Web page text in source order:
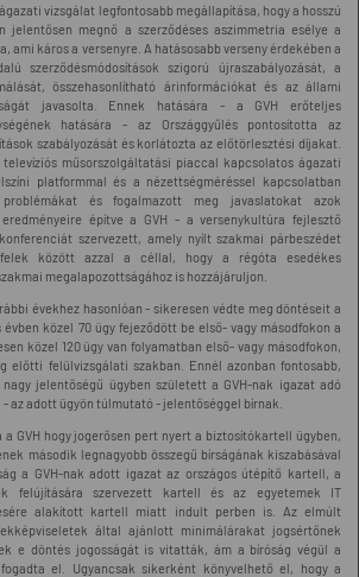
vizsgálat legfontosabb megállapítása, hogy a hosszú
jelentősen megnő a szerződéses aszimmetria esélye a
ami káros a versenyre. A hatásosabb verseny érdekében a
szerződésmódosítások szigorú újraszabályozását, a
összehasonlítható árinformációkat és az állami
javasolta. Ennek hatására - a GVH erőteljes
hatására - az Országgyűlés pontosította az
szabályozását és korlátozta az előtörlesztési díjakat.
műsorszolgáltatási piaccal kapcsolatos ágazati
platformmal és a nézettségméréssel kapcsolatban
problémákat és fogalmazott meg javaslatokat azok
építve a GVH - a versenykultúra fejlesztő
szervezett, amely nyílt szakmai párbeszédet
között azzal a céllal, hogy a régóta esedékes
megalapozottságához is hozzájáruljon.
évekhez hasonlóan - sikeresen védte meg döntéseit a
évben közel 70 ügy fejeződött be első- vagy másodfokon a
közel 120 ügy van folyamatban első- vagy másodfokon,
előtti felülvizsgálati szakban. Ennél azonban fontosabb,
jelentőségű ügyben született a GVH-nak igazat adó
az adott ügyön túlmutató - jelentőséggel bírnak.
GVH hogy jogerősen pert nyert a biztosítókartell ügyben,
második legnagyobb összegű bírságának kiszabásával
a GVH-nak adott igazat az országos útépítő kartell, a
felújítására szervezett kartell és az egyetemek IT
alakított kartell miatt indult perben is. Az elmúlt
által ajánlott minimálárakat jogsértőnek
e döntés jogosságát is vitatták, ám a bíróság végül a
el. Ugyancsak sikerként könyvelhető el, hogy a